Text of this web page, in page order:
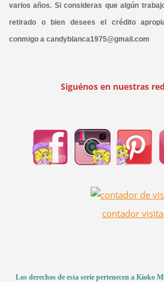
varios años. Si consideras que algún
retirado o bien desees el crédito
conmigo a candyblanca1975@gmail.com
Siguénos en nuestras
contador
Los derechos de esta serie pertenecen a Kioko